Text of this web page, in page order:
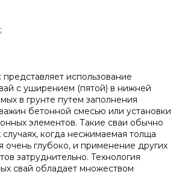
использование
с уширением (пятой) в нижней
в грунте путем заполнения
бетонной смесью или установки
элементов. Такие сваи обычно
когда несжимаемая толща
очень глубоко, и применение других
затруднительно. Технология
свай обладает множеством